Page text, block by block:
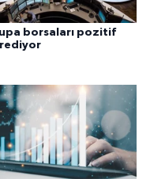
borsaları pozitif